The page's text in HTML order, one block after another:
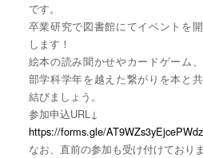
です。
卒業研究で図書館にてイベントを
します！
絵本の読み聞かせやカードゲーム
部学科学年を越えた繋がりを本と
結びましょう。
参加申込URL↓
https://forms.gle/
なお、直前の参加も受け付けておりま